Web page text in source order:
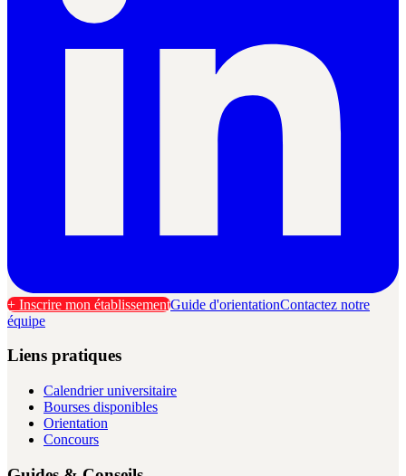
+ Inscrire mon établissementGuide d'orientationContactez notre
équipe
Liens pratiques
Calendrier universitaire
Bourses disponibles
Orientation
Concours